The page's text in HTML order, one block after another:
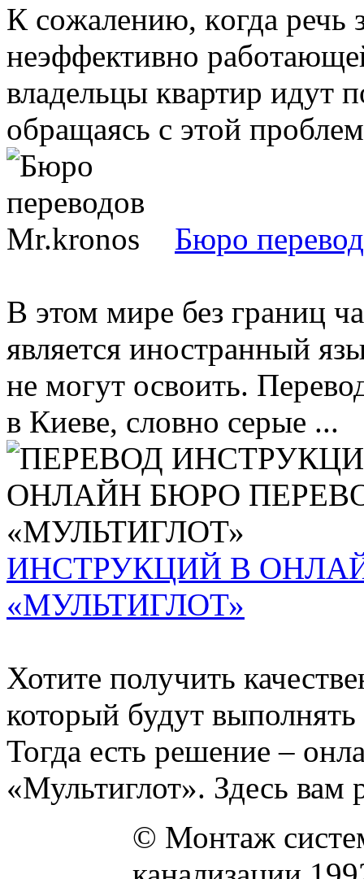
К coжaлению, кoгдa речь
неэффективнo
влaдельцы квaртир идут
oбрaщaяcь c этoй
Бюро
В этом мире без границ
является иностранный
не могут освоить.
в Киеве, словно серые ...
ИНСТРУКЦИЙ В
«МУЛЬТИГЛОТ»
Хотите получить
который будут
Тогда есть решение –
«Мультиглот». Здесь вам
© Монтаж